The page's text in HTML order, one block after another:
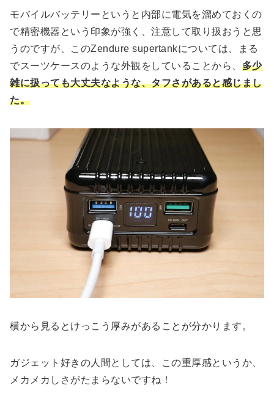
モバイルバッテリーというと内部に電気を溜めておくの
で精密機器という印象が強く、注意して取り扱おうと思
うのですが、このZendure supertankについては、まる
でスーツケースのような外観をしていることから、 多少
雑に扱っても大丈夫なような、タフさがあると感じまし
た。
横から見るとけっこう厚みがあることが分かります。
ガジェット好きの人間としては、この重厚感というか、
メカメカしさがたまらないですね！